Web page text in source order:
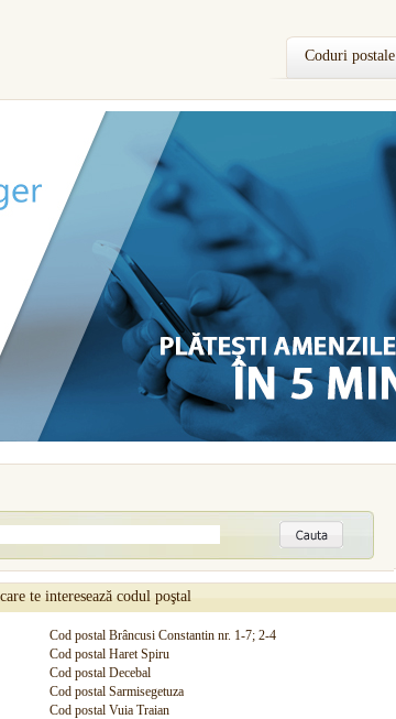
Coduri postale
te interesează codul poştal
Cod postal Brâncusi Constantin nr. 1-7; 2-4
Cod postal Haret Spiru
Cod postal Decebal
Cod postal Sarmisegetuza
Cod postal Vuia Traian